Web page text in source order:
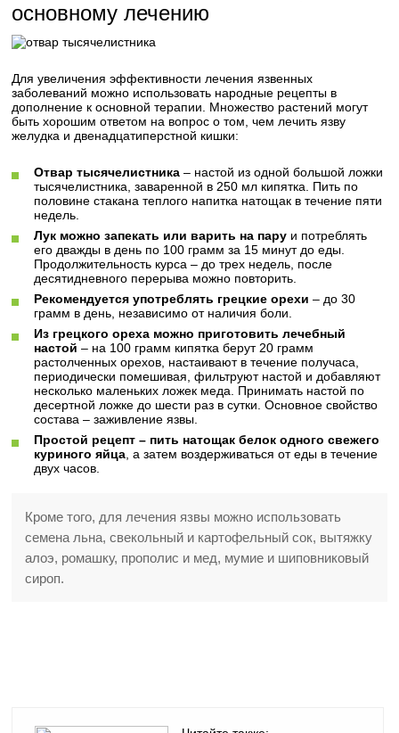
основному лечению
Для увеличения эффективности лечения язвенных
заболеваний можно использовать народные рецепты в
дополнение к основной терапии. Множество растений могут
быть хорошим ответом на вопрос о том, чем лечить язву
желудка и двенадцатиперстной кишки:
Отвар тысячелистника – настой из одной большой ложки
тысячелистника, заваренной в 250 мл кипятка. Пить по
половине стакана теплого напитка натощак в течение пяти
недель.
Лук можно запекать или варить на пару и потреблять
его дважды в день по 100 грамм за 15 минут до еды.
Продолжительность курса – до трех недель, после
десятидневного перерыва можно повторить.
Рекомендуется употреблять грецкие орехи – до 30
грамм в день, независимо от наличия боли.
Из грецкого ореха можно приготовить лечебный
настой – на 100 грамм кипятка берут 20 грамм
растолченных орехов, настаивают в течение получаса,
периодически помешивая, фильтруют настой и добавляют
несколько маленьких ложек меда. Принимать настой по
десертной ложке до шести раз в сутки. Основное свойство
состава – заживление язвы.
Простой рецепт – пить натощак белок одного свежего
куриного яйца , а затем воздерживаться от еды в течение
двух часов.
Кроме того, для лечения язвы можно использовать
семена льна, свекольный и картофельный сок, вытяжку
алоэ, ромашку, прополис и мед, мумие и шиповниковый
сироп.